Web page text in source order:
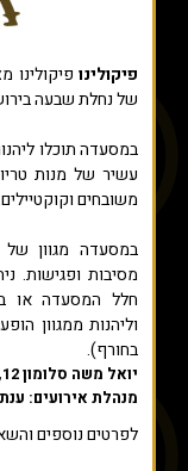
פיקולינופיקולינו
של נחלת שבעה
במסעדה תוכלו
עשיר של מנות
משובחים
במסעדה מגוון של
מסיבות ופגישות.
חלל המסעדה או
וליהנות ממגוון
בחורף).
יואל משה סלומון 12, כיכר המוזיקה, ירושלים
מנהלת אירועים:
לפרטים נוספים